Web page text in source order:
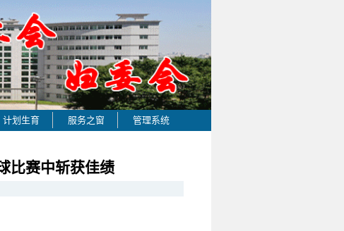
计划生育 服务之窗 管理系统
比赛中斩获佳绩